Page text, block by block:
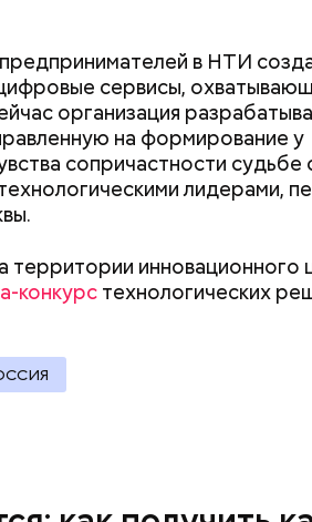
в НТИ
сервисы,
организация
на формирование у
сопричастности судьбе
лидерами,
территории инновационного
конкурстехнологических
мойки и так далее);
центры);
магазины у дома);
из
с
помочь
Период
что принесет
затмений и чего
делать с 12 по